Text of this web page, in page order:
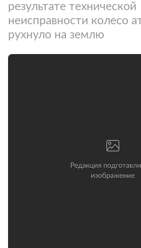
результате технической
неисправности колесо
рухнуло на землю